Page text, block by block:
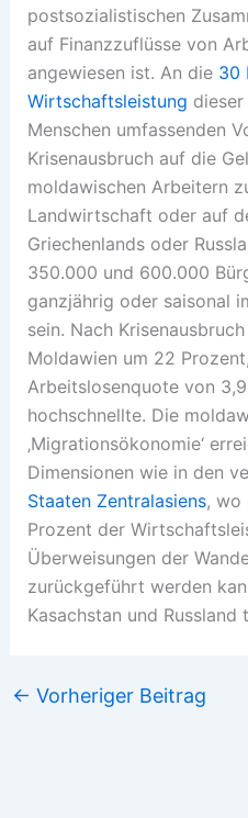
postsozialistischen
auf Finanzzuflüsse von
angewiesen ist. An die 30
Wirtschaftsleistung
Menschen umfassenden
Krisenausbruch auf die
moldawischen Arbeitern
Landwirtschaft oder auf
Griechenlands oder
350.000 und 600.000
ganzjährig oder saisonal
sein. Nach
Moldawien um 22
Arbeitslosenquote von
hochschnellte. Die
‚Migrationsökonomie‘
Dimensionen wie in den
Staaten Zentralasiens, wo
Prozent der
Überweisungen der
zurückgeführt werden
Kasachstan und Russland
← Vorheriger Beitrag